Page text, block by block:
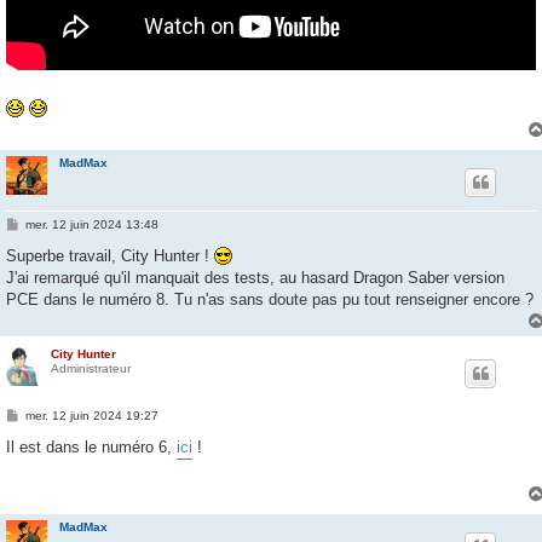
MadMax
M
s
s
a
g
mer. 12 juin 2024 13:48
Superbe travail, City Hunter !
J'ai remarqué qu'il manquait des tests, au hasard Dragon Saber version
PCE dans le numéro 8. Tu n'as sans doute pas pu tout renseigner encore ?
City Hunter
Administrateur
M
s
mer. 12 juin 2024 19:27
Il est dans le numéro 6, ici !
MadMax